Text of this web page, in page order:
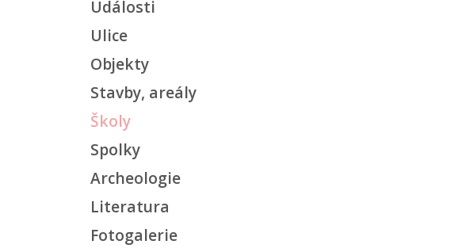
Události
Ulice
Objekty
Stavby, areály
Školy
Spolky
Archeologie
Literatura
Fotogalerie